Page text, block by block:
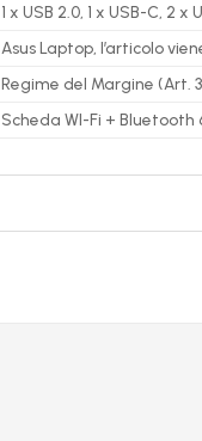
1 x USB 2.0, 1 x USB-C, 2 x
Asus Laptop, l’articolo
Regime del Margine (Art.
Scheda WI-Fi + Bluetooth